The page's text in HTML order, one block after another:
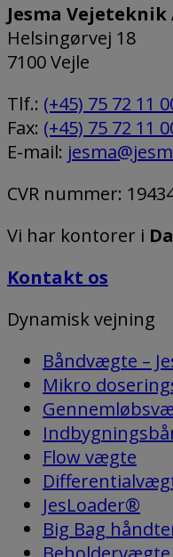
Jesma Vejeteknik
Helsingørvej 18
7100 Vejle
Tlf.: (+45) 75 72 11
Fax: (+45) 75 72 11
E-mail:
CVR nummer:
Vi har kontorer i
Kontakt os
Dynamisk vejning
Båndvægte –
Mikro
Flow vægte
JesLoader®
Big Bag